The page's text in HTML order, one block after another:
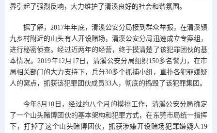
界引起了强烈反响，大力维护了清溪良好的社会和谐氛围。
据了解，2017年年底，清溪公安分局接到群众举报，在清溪镇
九乡村附近的山头有人开设赌场，清溪公安分局迅速成立专案组，
进行秘密侦查。经过近两年的经营，终于摸清楚了该犯罪团伙的基
本情况。2019年12月17日，清溪公安分局组织150多名警力，在市
局相关部门的大力支持下，兵分30多个抓捕小组，直扑各犯罪嫌疑
人的窝点，抓获该犯罪团伙成员33人，彻底的捣毁了该犯罪集团。
今年8月10日，经过约八个月的摸排工作，清溪公安分局确定
了一个山头赌博团伙的基本架构和犯罪方式，在东莞市局统一指挥
下，打掉了这个山头赌博团伙，抓获涉嫌开设赌场犯罪嫌疑人19